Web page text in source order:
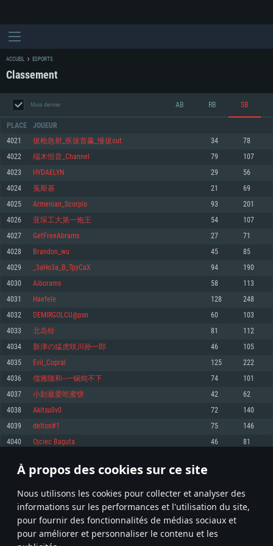
À propos des cookies sur ce site
Nous utilisons les cookies pour collecter et analyser des
informations sur les performances et l'utilisation du site,
pour fournir des fonctionnalités de médias sociaux et
pour améliorer et personnaliser le contenu et les
CONFIGURATION SYSTÈME REQUISE
Minimum
OS: Windows 10 (64 bit)
Processeur: Dual-Core 2.2 GHz
Mémoire: 4 GB
Carte graphique supportant DirectX 11: AMD Radeon 77XX / NVIDIA
GeForce GTX 660. La résolution minimale supportée par le jeu est de 720p
Connection: Connexion Internet à haut débit
Disque dur: 23.1 Go (client minimal)
Recommandée
1060 et plus, Radeon RX 570 et plus.
Disque dur: 75.9 Go (client complet)
Minimum
OS: Mac OS Big Sur 11.0 ou plus récent
Processeur: Core i5, minimum 2.2GHz (Les processeurs Intel Xeon ne sont
pas supportés)
Mémoire: 6 GB
Carte graphique: Intel Iris Pro 5200 (Mac), ou analogue AMD/Nvidia. La
résolution minimale supportée par le jeu est de 720p.
Connection: Connexion Internet à haut débit
Disque dur: 62,2 Go (client minimal)
Recommandée
OS: Mac OS Big Sur 11.0 ou plus récent
Processeur: Core i7 (Les processeurs Intel Xeon ne sont pas supportés)
Mémoire: 8 GB
Carte graphique: Radeon Vega II ou plus avec support de Metal
Disque dur: 62,2 Go (client complet)
Minimum
OS: Les configurations Linux 64 bits les plus modernes
Processeur: Dual-Core 2.4 GHz
Mémoire: 4 GB
Carte graphique: NVIDIA 660 avec les derniers drivers (moins de 6 mois) /
de même pour AMD (La résolution minimale supportée par le jeu est de
720p)
Connection: Connexion Internet à haut débit
Disque dur: 62,2 Go (client minimal)
Recommandée
OS: Ubuntu 20.04 64bit
Processeur: Intel Core i7
Mémoire: 8 GB
Carte graphique: NVIDIA 1060 avec les derniers drivers (moins de 6 mois) /
6 mois et supportant Vulkan
Connection: Connexion Internet à haut débit
Disque dur: 60,2 Go (client complet)
ACCUEIL ESPORTS
Classement
Mois dernier AB RB SB
PLACE JOUEUR
4021 拔枪急射_疾拔首赢_慢拔out 34 78
4022 端木恒音_Channel 79 107
4023 HYDAELYN 29 56
4024 菟斯基 21 69
4025 Armenian_Scorpio 93 201
4026 亚琛工大第一炮王 54 107
4027 GetFreeAbrams 27 71
4028 Brandon_wu 45 85
4029 _3aHo3a_B_TpyCaX 94 190
4030 Aiborams 58 113
4031 Haefele 128 248
4032 DEMIRGOLCU@psn 60 103
4033 北岛铃 81 112
4034 新津の猛虎咲川孙一郎 46 105
4035 Evil_Copral 125 222
4036 儒雅随和--一锅炖不下 74 101
4037 小刻最爱吃蜜饼 42 62
4038 Akitsu0v0 72 140
4039 delton#1 75 146
4040 Ojciec Baguta 46 81
* Classement mis à jour quotidiennement
201 202 203 302